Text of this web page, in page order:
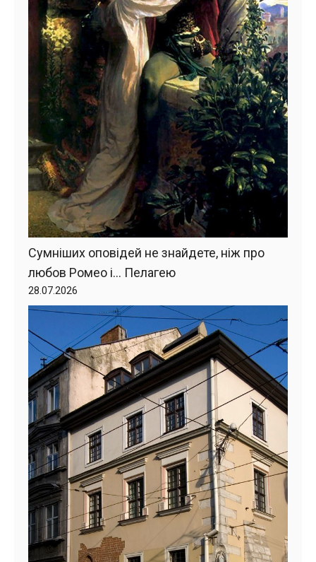
Сумніших оповідей не знайдете, ніж про
любов Ромео і… Пелагею
28.07.2026